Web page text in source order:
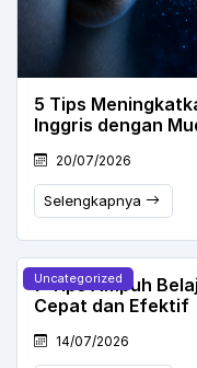
5 Tips
Inggris dengan
20/07/2026
Selengkapnya
Uncategorized
7 Tips Ampuh
Cepat dan Efektif
14/07/2026